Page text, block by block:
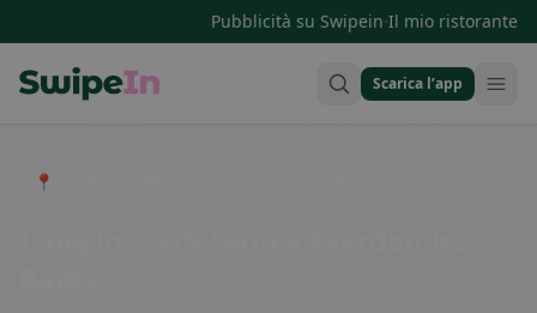
Pubblicità su Swipein·Il mio ristorante
Scarica l’app
📍 Entdecke Restaurants, Bars & Cafés